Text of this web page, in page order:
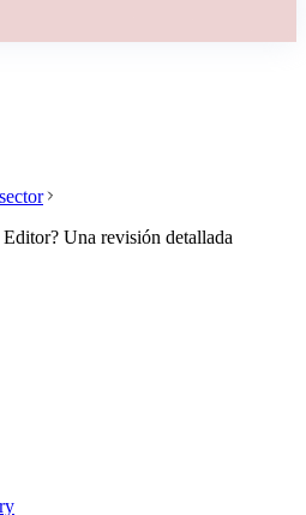
Una revisión detallada